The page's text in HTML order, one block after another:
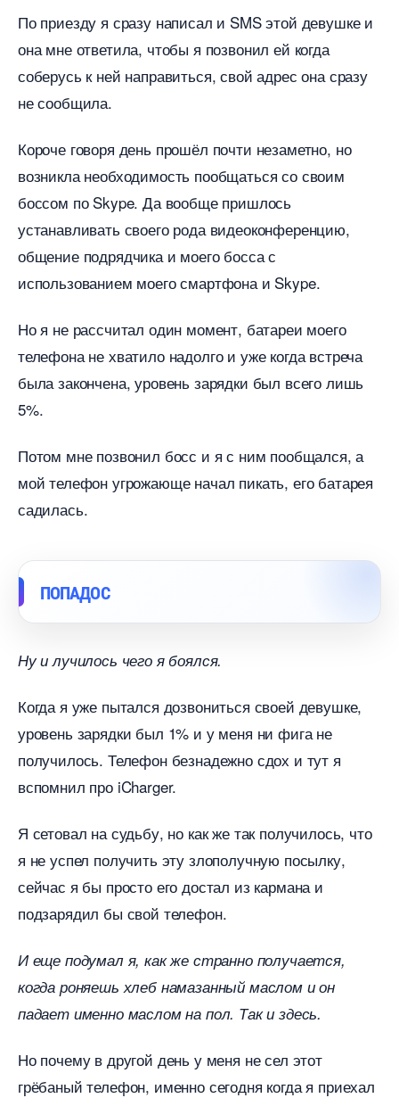
По приезду я сразу написал и SMS этой девушке и
она мне ответила, чтобы я позвонил ей когда
соберусь к ней направиться, свой адрес она сразу
не сообщила.
Короче говоря день прошёл почти незаметно, но
озникла необходимость пообщаться со своим
оссом по Skype. Да вообще пришлось
устанавливать своего рода видеоконференцию,
общение подрядчика и моего босса с
использованием моего смартфона и Skype.
Но я не рассчитал один момент, батареи моего
телефона не хватило надолго и уже когда встреча
ыла закончена, уровень зарядки был всего лишь
5%.
Потом мне позвонил босс и я с ним пообщался, а
мой телефон угрожающе начал пикать, его батарея
садилась.
ПОПАДОС
Ну и лучилось чего я боялся.
Когда я уже пытался дозвониться своей девушке,
уровень зарядки был 1% и у меня ни фига не
получилось. Телефон безнадежно сдох и тут я
спомнил про iCharger.
Я сетовал на судьбу, но как же так получилось, что
я не успел получить эту злополучную посылку,
сейчас я бы просто его достал из кармана и
подзарядил бы свой телефон.
И еще подумал я, как же странно получается,
когда роняешь хлеб намазанный маслом и он
падает именно маслом на пол. Так и здесь.
Но почему в другой день у меня не сел этот
рёбаный телефон, именно сегодня когда я приехал